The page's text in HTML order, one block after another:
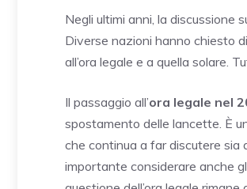
Negli ultimi anni, la discussione
Diverse nazioni hanno chiesto
all’ora legale e a quella solare.
Il passaggio all’ora legale nel
spostamento delle lancette. È
che continua a far discutere sia
importante considerare anche